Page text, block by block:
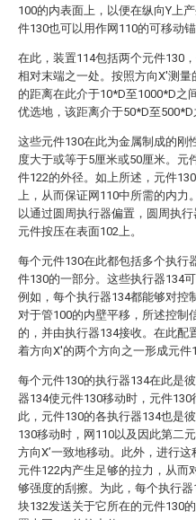
100的内表面上，以便在纵向Y上
件130也可以用作网110的可移动锚
在此，装置114包括两个元件130
相对末端之一处。按照方向X'测量
的距离在此介于10*D至1000*D之
优选地，该距离介于50*D至500*D
这些元件130在此为金属制成的刚
度大于或等于5厘米或50厘米。元
件122的外径。如上所述，元件
上，从而保证网110中所需的内力
以通过圆周执行器偏置，圆周执
元件按压在表面102上。
每个元件130在此都包括多个执行
件130的一部分。这些执行器134
例如，每个执行器134都能够对控
对于管100的内壁平移，所述控制
的，并由执行器134接收。在此配
着方向X'的两个方向之一形成元件
每个元件130的执行器134在此是
器134使元件130移动时，元件
此，元件130的各执行器134也是
130移动时，网110以及因此第二
方向X’一致地移动。此外，进行
元件122内产生足够的拉力，从而
够强度的刮擦。为此，每个执行
块132发送关于它所在的元件130